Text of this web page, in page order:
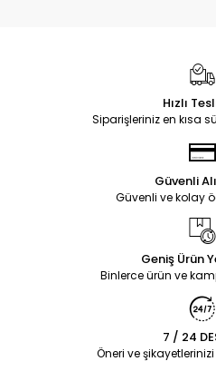
Hızlı
Siparişleriniz en kısa
Güvenli
Güvenli ve kolay
Geniş Ürün
Binlerce ürün ve
7 / 24
Öneri ve